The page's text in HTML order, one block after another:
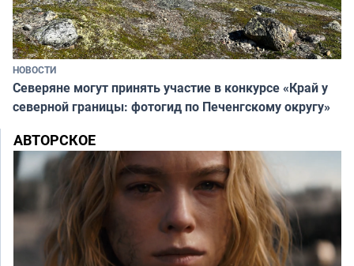
НОВОСТИ
Северяне могут принять участие в конкурсе «Край у
северной границы: фотогид по Печенгскому округу»
АВТОРСКОЕ